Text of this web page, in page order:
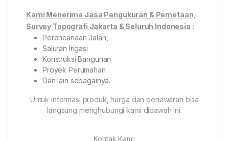
Kami Menerima Jasa Pengukuran & Pemetaan,
Survey Topografi Jakarta & Seluruh Indonesia :
Perencanaan Jalan,
Saluran Irigasi
Konstruksi Bangunan
Proyek Perumahan
Dan lain sebagainya.
Untuk informasi produk, harga dan penawaran bisa
langsung menghubungi kami dibawah ini.
Kontak Kami: